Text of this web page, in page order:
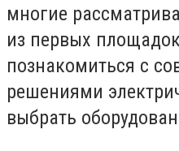
многие
из первых
познакомиться с
решениями
выбрать